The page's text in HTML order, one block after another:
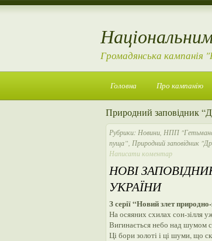
Громадянська кампанія
Головна Про кампанію
Природний заповідник
Рубрики: Новини НПП
пуща” Природний заповідник
Написати коментар
НОВІ
УКРАЇНИ
З серії “Новий злет
На осяяних схилах сон-зілля
Вигинається небо над шумом
Ці бори золоті і ці шуми, що